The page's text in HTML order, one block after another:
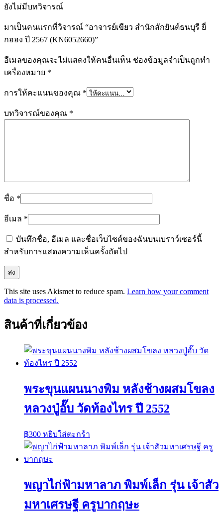
ยังไม่มีบทวิจารณ์
มาเป็นคนแรกที่วิจารณ์ “อาจารย์เขียว สำนักสักยันต์ธนบุรี ยี่
กอฮง ปี 2567 (KN6052660)”
อีเมลของคุณจะไม่แสดงให้คนอื่นเห็น ช่องข้อมูลจำเป็นถูกทำ
เครื่องหมาย *
การให้คะแนนของคุณ *
บทวิจารณ์ของคุณ *
ชื่อ *
อีเมล *
บันทึกชื่อ, อีเมล และชื่อเว็บไซต์ของฉันบนเบราว์เซอร์นี้
สำหรับการแสดงความเห็นครั้งถัดไป
This site uses Akismet to reduce spam. Learn how your comment
data is processed.
สินค้าที่เกี่ยวข้อง
พระขุนแผนนางพิม หลังช้างผสมโขลง
หลวงปู่อั๊บ วัดท้องไทร ปี 2552
฿300 หยิบใส่ตะกร้า
พญาไก่ฟ้ามหาลาภ พิมพ์เล็ก รุ่น เจ้าสัว
มหาเศรษฐี ครูบากฤษะ